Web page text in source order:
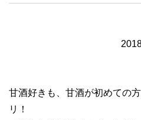
甘酒好きも、甘酒が初めての
リ！